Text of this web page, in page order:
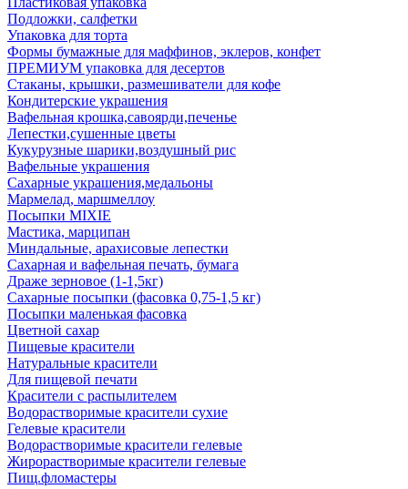
Подложки, салфетки
Упаковка для торта
Формы бумажные для маффинов, эклеров, конфет
ПРЕМИУМ упаковка для десертов
Стаканы, крышки, размешиватели для кофе
Кондитерские украшения
Вафельная крошка,савоярди,печенье
Лепестки,сушенные цветы
Кукурузные шарики,воздушный рис
Вафельные украшения
Сахарные украшения,медальоны
Мармелад, маршмеллоу
Посыпки MIXIE
Мастика, марципан
Миндальные, арахисовые лепестки
Сахарная и вафельная печать, бумага
Драже зерновое (1-1,5кг)
Сахарные посыпки (фасовка 0,75-1,5 кг)
Посыпки маленькая фасовка
Цветной сахар
Пищевые красители
Натуральные красители
Для пищевой печати
Красители с распылителем
Водорастворимые красители сухие
Гелевые красители
Водорастворимые красители гелевые
Жирорастворимые красители гелевые
Пищ.фломастеры